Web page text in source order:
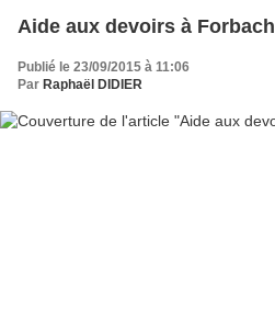
Aide aux devoirs à Forbach
Publié le 23/09/2015 à 11:06
Par Raphaël DIDIER